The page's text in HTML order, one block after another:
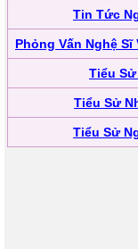
Tin Tức
Phỏng Vấn Nghệ Sĩ
Tiểu Sử
Tiểu Sử
Tiểu Sử